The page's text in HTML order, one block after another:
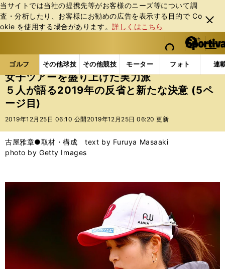
当サイトでは当社の提携先等がお客様のニーズ等について調
査・分析したり、お客様にお勧めの広告を表⽰する⽬的で Co
okie を使⽤する場合があります。詳しくはこちら
閉じ
る
web Sportiva (webスポルティーバ)
検索
マイペ
ー
ジ
メニュ
ゴルフ その他球技 その他競技 モーター フォト 連
ス
ポ
ル
テ
ー
バ
ゴルフの記事一覧 ゴルフ 女子ゴルフ 女子ツア
女子ツアーを盛り上げた実力派
５人が語る2019年の反省と新たな決意 (5ペ
ージ目)
2019年12月25日 06:10 公開 2019年12月25日 06:20 更新
古屋雅章●取材・構成 text by Furuya Masaaki
photo by Getty Images